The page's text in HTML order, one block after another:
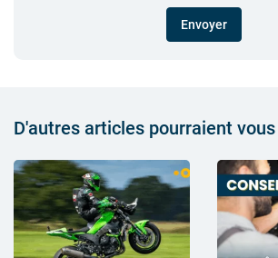
Envoyer
D'autres articles pourraient